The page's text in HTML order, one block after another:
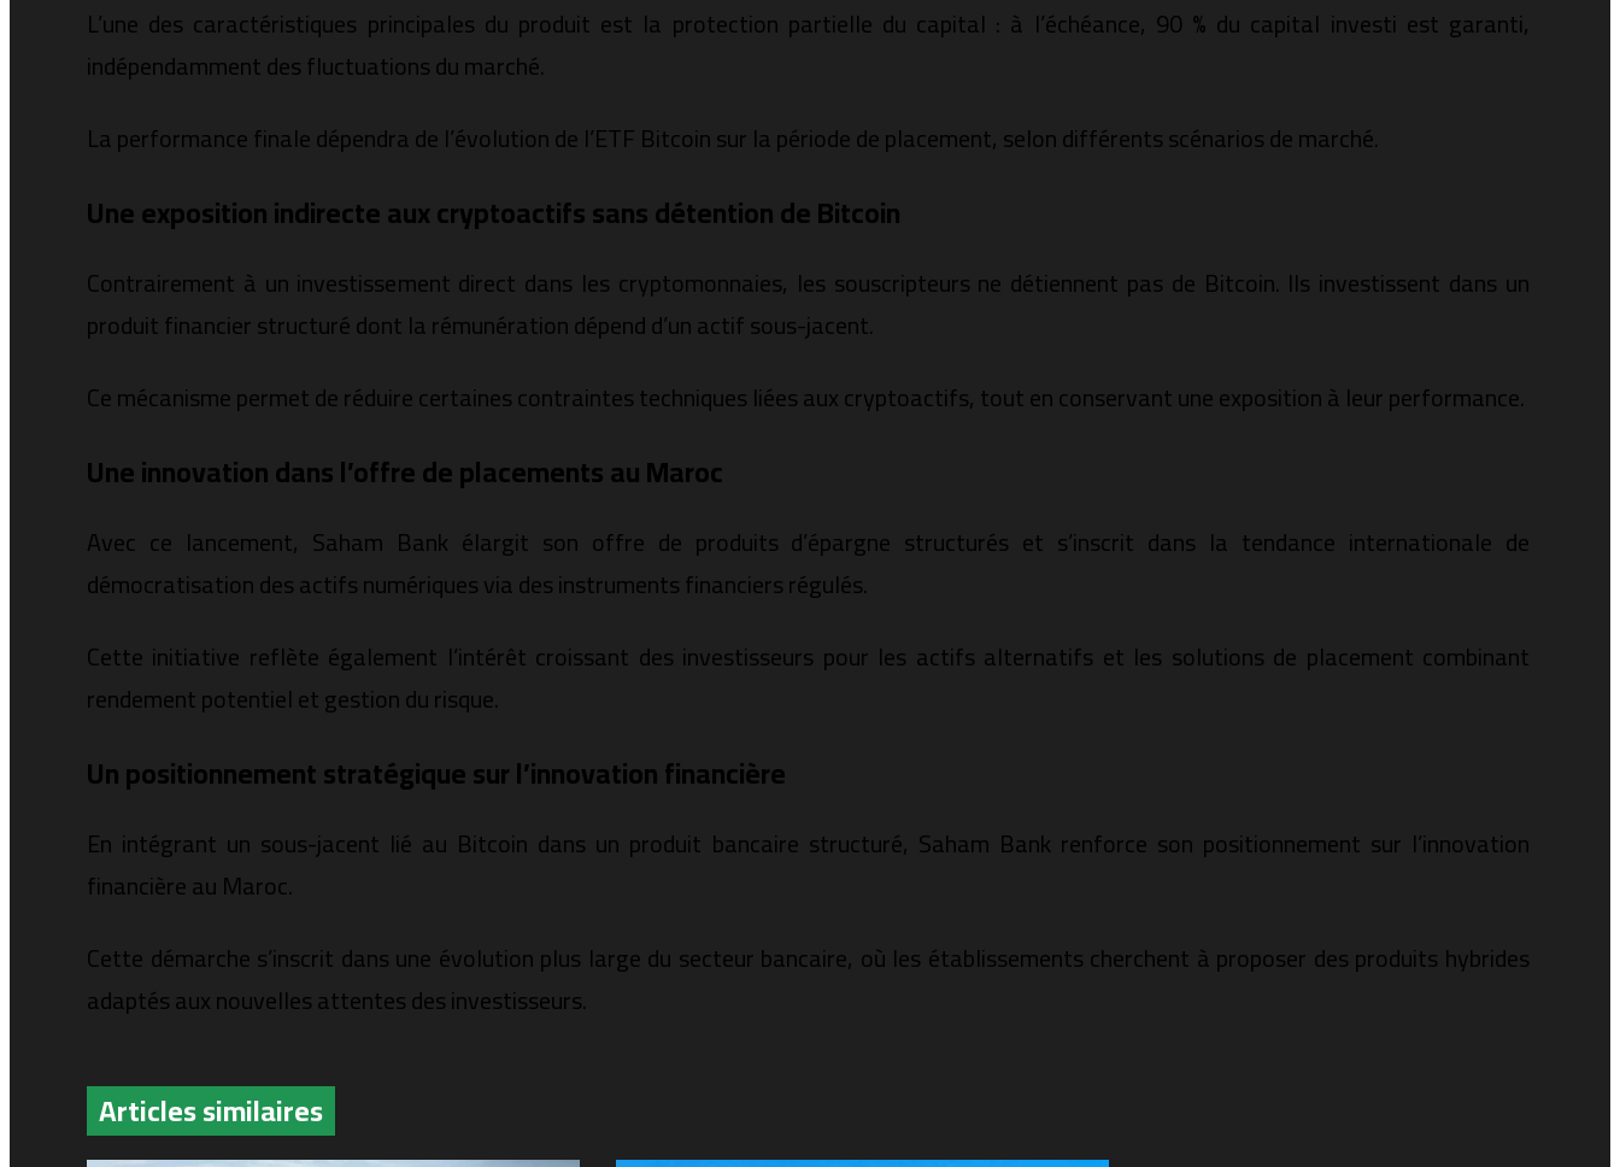
L’une des caractéristiques principales du produit est la protection partielle du capital : à l’échéance, 90 % du capital investi est garanti,
indépendamment des fluctuations du marché.
La performance finale dépendra de l’évolution de l’ETF Bitcoin sur la période de placement, selon différents scénarios de marché.
Une exposition indirecte aux cryptoactifs sans détention de Bitcoin
Contrairement à un investissement direct dans les cryptomonnaies, les souscripteurs ne détiennent pas de Bitcoin. Ils investissent dans un
produit financier structuré dont la rémunération dépend d’un actif sous-jacent.
Ce mécanisme permet de réduire certaines contraintes techniques liées aux cryptoactifs, tout en conservant une exposition à leur performance.
Une innovation dans l’offre de placements au Maroc
Avec ce lancement, Saham Bank élargit son offre de produits d’épargne structurés et s’inscrit dans la tendance internationale de
démocratisation des actifs numériques via des instruments financiers régulés.
Cette initiative reflète également l’intérêt croissant des investisseurs pour les actifs alternatifs et les solutions de placement combinant
rendement potentiel et gestion du risque.
Un positionnement stratégique sur l’innovation financière
En intégrant un sous-jacent lié au Bitcoin dans un produit bancaire structuré, Saham Bank renforce son positionnement sur l’innovation
financière au Maroc.
Cette démarche s’inscrit dans une évolution plus large du secteur bancaire, où les établissements cherchent à proposer des produits hybrides
adaptés aux nouvelles attentes des investisseurs.
Articles similaires